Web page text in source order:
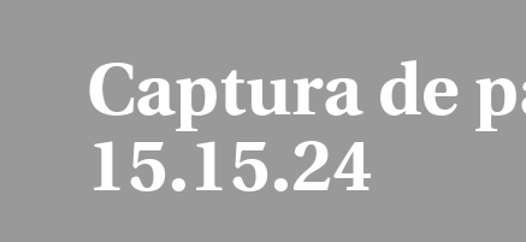
Captura de
15.15.24